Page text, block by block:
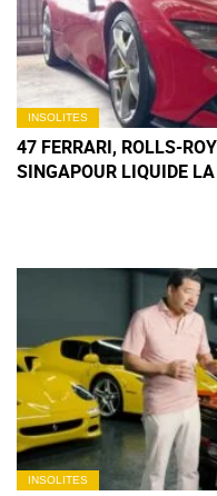
INSOLITES
47 FERRARI, ROLLS-
SINGAPOUR LIQUIDE
INSOLITES